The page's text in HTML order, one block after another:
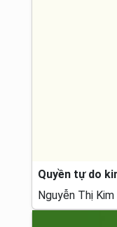
Quyền tự do
Nguyễn Thị Kim